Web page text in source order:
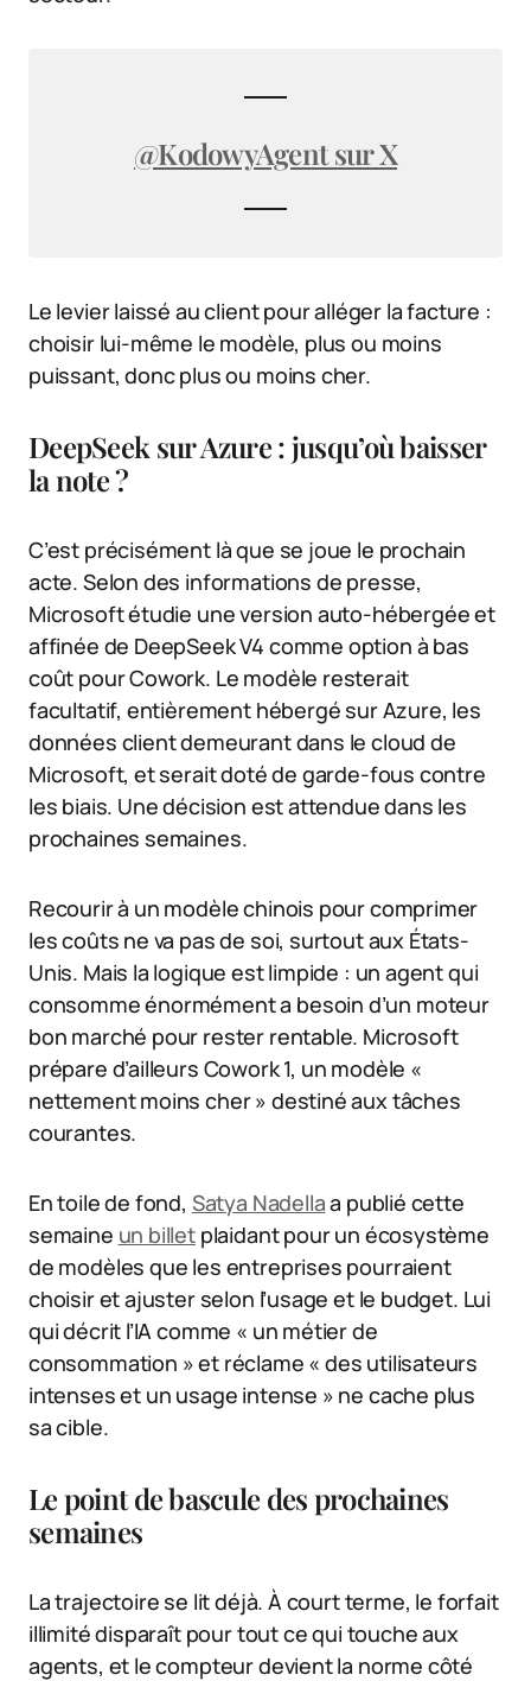
@KodowyAgent sur X
Le levier laissé au client pour alléger la facture :
choisir lui-même le modèle, plus ou moins
puissant, donc plus ou moins cher.
DeepSeek sur Azure : jusqu’où baisser
la note ?
C’est précisément là que se joue le prochain
acte. Selon des informations de presse,
Microsoft étudie une version auto-hébergée et
affinée de DeepSeek V4 comme option à bas
coût pour Cowork. Le modèle resterait
facultatif, entièrement hébergé sur Azure, les
données client demeurant dans le cloud de
Microsoft, et serait doté de garde-fous contre
les biais. Une décision est attendue dans les
prochaines semaines.
Recourir à un modèle chinois pour comprimer
les coûts ne va pas de soi, surtout aux États-
Unis. Mais la logique est limpide : un agent qui
consomme énormément a besoin d’un moteur
bon marché pour rester rentable. Microsoft
prépare d’ailleurs Cowork 1, un modèle «
nettement moins cher » destiné aux tâches
courantes.
En toile de fond, Satya Nadellaa publié cette
semaine un billetplaidant pour un écosystème
de modèles que les entreprises pourraient
choisir et ajuster selon l’usage et le budget. Lui
qui décrit l’IA comme « un métier de
consommation » et réclame « des utilisateurs
intenses et un usage intense » ne cache plus
sa cible.
Le point de bascule des prochaines
semaines
La trajectoire se lit déjà. À court terme, le forfait
illimité disparaît pour tout ce qui touche aux
agents, et le compteur devient la norme côté